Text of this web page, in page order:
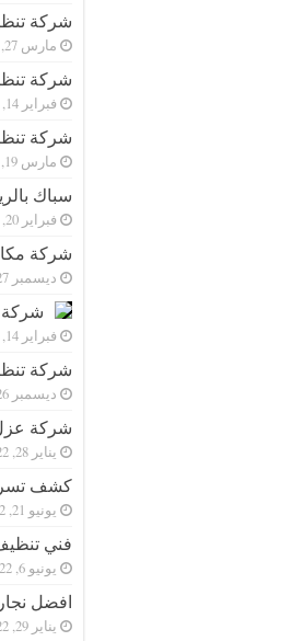
شركة
مارس 27, 2022
شركة
فبراير 14, 2022
شركة
مارس 19, 2022
سباك
فبراير 20, 2022
شركة
ديسمبر 27, 2021
شركة
فبراير 14, 2022
شركة
ديسمبر 26, 2021
شركة
يناير 28, 2022
كشف
يونيو 21, 2022
فني
يونيو 6, 2022
افضل
يناير 29, 2022